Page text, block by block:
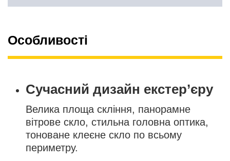
Особливості
Сучасний дизайн екстер’єру
Велика площа скління, панорамне
вітрове скло, стильна головна оптика,
тоноване клеєне скло по всьому
периметру.